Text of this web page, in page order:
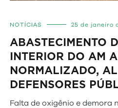
NOTÍCIAS 25 de janeiro
ABASTECIMENTO
INTERIOR DO AM
NORMALIZADO,
DEFENSORES
Falta de oxigênio e demora